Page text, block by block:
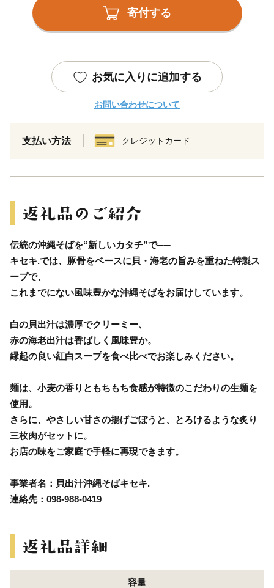
寄付する
お気に入りに追加する
お問い合わせについて
支払い方法 クレジットカード
伝統の沖縄そばを“新しいカタチ”で──
キセキ.では、豚骨をベースに貝・海老の旨みを重ねた特製ス
ープで、
これまでにない風味豊かな沖縄そばをお届けしています。
白の貝出汁は濃厚でクリーミー、
赤の海老出汁は香ばしく風味豊か。
縁起の良い紅白スープを食べ比べでお楽しみください。
麺は、小麦の香りともちもち食感が特徴のこだわりの生麺を
使用。
さらに、やさしい甘さの揚げごぼうと、とろけるような炙り
三枚肉がセットに。
お店の味をご家庭で手軽に再現できます。
事業者名：貝出汁沖縄そばキセキ.
連絡先：098-988-0419
容量